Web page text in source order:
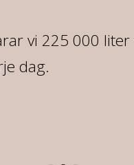
vi 225 000
dag.